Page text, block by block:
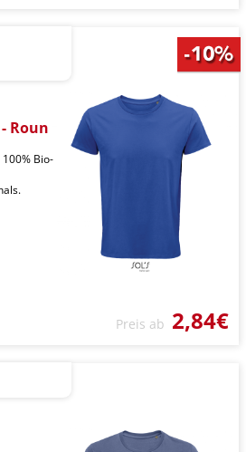
Roun
100% Bio-
Preis ab 2,84€